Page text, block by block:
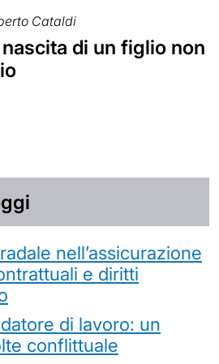
Cataldi
di un figlio non
nell’assicurazione
e diritti
di lavoro: un
conflittuale